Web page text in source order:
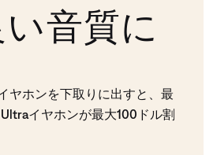
音質に
ヤホンを下取りに出すと、最
イヤホンが最大100ドル割